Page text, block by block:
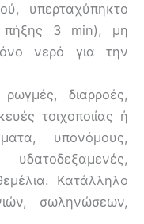
υπερταχύπηκτο
πήξης 3 min), μη
νερό για την
διαρροές,
τοιχοποιίας ή
υπονόμους,
Κατάλληλο
σωληνώσεων,